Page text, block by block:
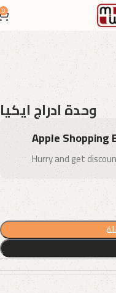
0
وحدة ادراج ايكيا
Apple Shopping
Hurry and get